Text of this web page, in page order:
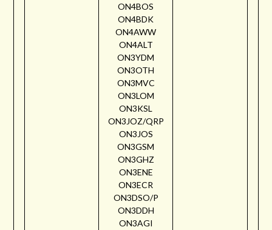
ON4BOS
ON4BDK
ON4AWW
ON4ALT
ON3YDM
ON3OTH
ON3MVC
ON3LOM
ON3KSL
ON3JOZ/QRP
ON3JOS
ON3GSM
ON3GHZ
ON3ENE
ON3ECR
ON3DSO/P
ON3DDH
ON3AGI